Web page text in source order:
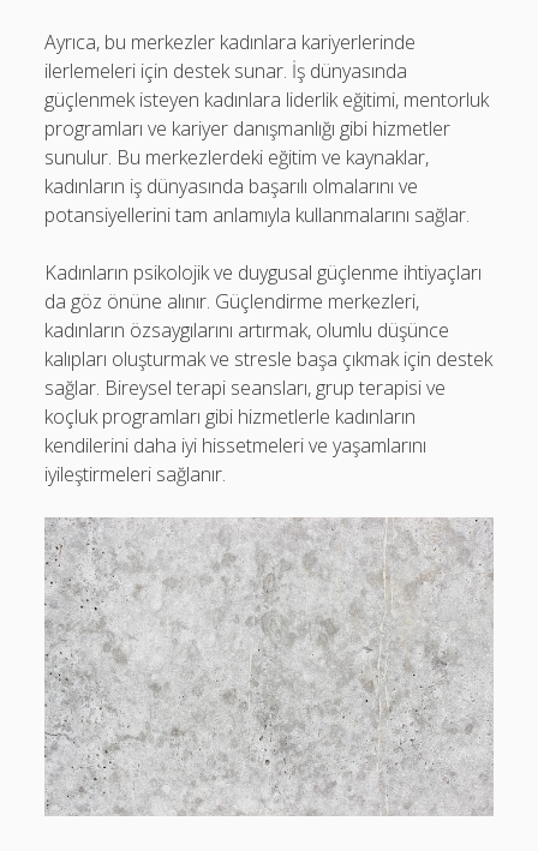
Ayrıca, bu merkezler kadınlara kariyerlerinde
ilerlemeleri için destek sunar. İş dünyasında
güçlenmek isteyen kadınlara liderlik eğitimi, mentorluk
programları ve kariyer danışmanlığı gibi hizmetler
sunulur. Bu merkezlerdeki eğitim ve kaynaklar,
kadınların iş dünyasında başarılı olmalarını ve
potansiyellerini tam anlamıyla kullanmalarını sağlar.
Kadınların psikolojik ve duygusal güçlenme ihtiyaçları
da göz önüne alınır. Güçlendirme merkezleri,
kadınların özsaygılarını artırmak, olumlu düşünce
kalıpları oluşturmak ve stresle başa çıkmak için destek
sağlar. Bireysel terapi seansları, grup terapisi ve
koçluk programları gibi hizmetlerle kadınların
kendilerini daha iyi hissetmeleri ve yaşamlarını
iyileştirmeleri sağlanır.